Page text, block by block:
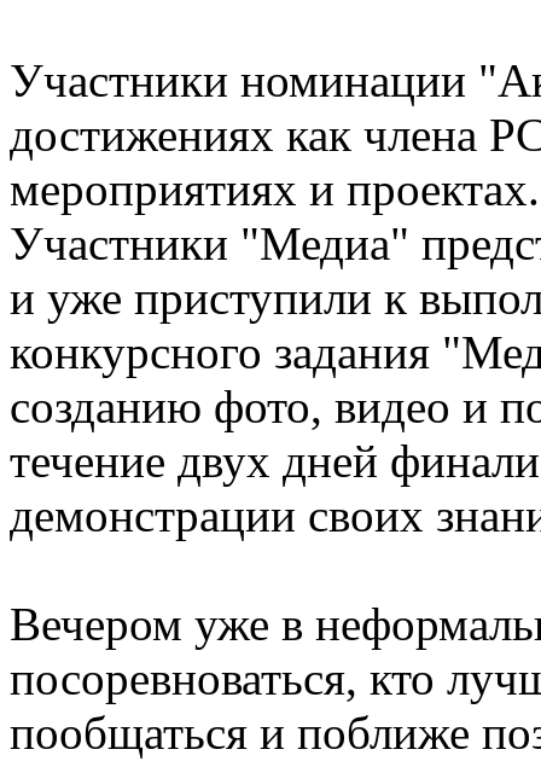
Участники номинации
достижениях как члена
мероприятиях и проектах.
Участники "Медиа"
и уже приступили к
конкурсного задания
созданию фото, видео и
течение двух дней
демонстрации своих
Вечером уже в
посоревноваться, кто
пообщаться и поближе